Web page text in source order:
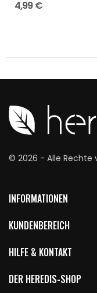
4,99 €
© 2026 - Alle Rechte
INFORMATIONEN
KUNDENBEREICH
HILFE & KONTAKT
DER HEREDIS-SHOP